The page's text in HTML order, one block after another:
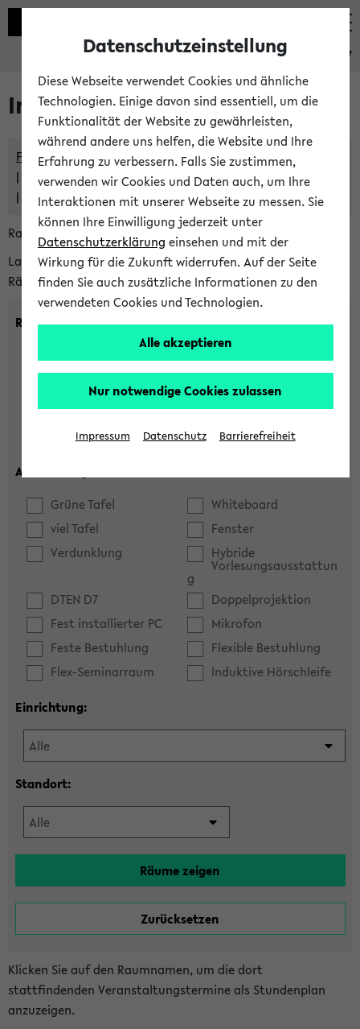
eKVV
Im eKVV verwaltete Räume
Freie Räume und Veranstaltungsüberschneidungen
Raumüberschneidungen
Hinweise der zentralen Raumvergabe
Raumanfragen:
raumvergabe@uni-bielefeld.de
Lassen Sie sich alle Räume anzeigen oder suchen Sie nach
Räumen mit bestimmten Eigenschaften:
Raumkriterien:
max. Plätze:
Ausstattung:
Grüne Tafel
Whiteboard
viel Tafel
Fenster
Verdunklung
Hybride
Vorlesungsausstattun
g
DTEN D7
Doppelprojektion
Fest installierter PC
Mikrofon
Feste Bestuhlung
Flexible Bestuhlung
Flex-Seminarraum
Induktive Hörschleife
Einrichtung:
Standort:
Klicken Sie auf den Raumnamen, um die dort
stattfindenden Veranstaltungstermine als Stundenplan
anzuzeigen.
Datenschutzeinstellung
Diese Webseite verwendet Cookies und ähnliche
Technologien. Einige davon sind essentiell, um die
Funktionalität der Website zu gewährleisten,
während andere uns helfen, die Website und Ihre
Erfahrung zu verbessern. Falls Sie zustimmen,
verwenden wir Cookies und Daten auch, um Ihre
Interaktionen mit unserer Webseite zu messen. Sie
können Ihre Einwilligung jederzeit unter
Datenschutzerklärung einsehen und mit der
Wirkung für die Zukunft widerrufen. Auf der Seite
finden Sie auch zusätzliche Informationen zu den
verwendeten Cookies und Technologien.
Alle akzeptieren
Nur notwendige Cookies zulassen
Impressum Datenschutz Barrierefreiheit